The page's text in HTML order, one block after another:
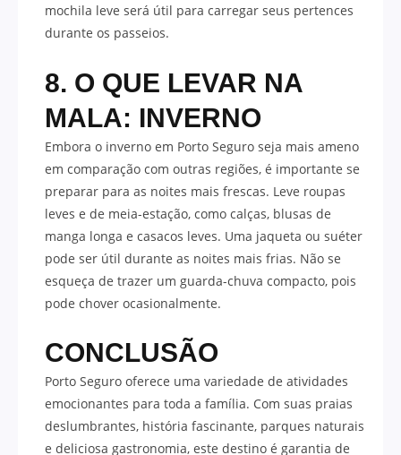
mochila leve será útil para carregar seus pertences
durante os passeios.
8. O QUE LEVAR NA
MALA: INVERNO
Embora o inverno em Porto Seguro seja mais ameno
em comparação com outras regiões, é importante se
preparar para as noites mais frescas. Leve roupas
leves e de meia-estação, como calças, blusas de
manga longa e casacos leves. Uma jaqueta ou suéter
pode ser útil durante as noites mais frias. Não se
esqueça de trazer um guarda-chuva compacto, pois
pode chover ocasionalmente.
CONCLUSÃO
Porto Seguro oferece uma variedade de atividades
emocionantes para toda a família. Com suas praias
deslumbrantes, história fascinante, parques naturais
e deliciosa gastronomia, este destino é garantia de